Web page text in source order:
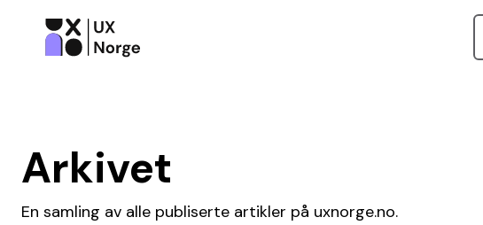
Arkivet
En samling av alle publiserte artikler på uxnorge.no.